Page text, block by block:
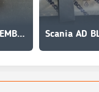
Scania PIPE ASSEMBLY 1890892